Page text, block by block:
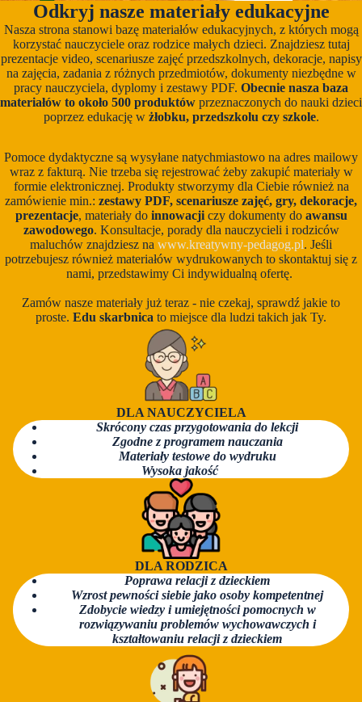
Odkryj nasze materiały edukacyjne
Nasza strona stanowi bazę materiałów edukacyjnych, z których mogą
korzystać nauczyciele oraz rodzice małych dzieci. Znajdziesz tutaj
prezentacje video, scenariusze zajęć przedszkolnych, dekoracje, napisy
na zajęcia, zadania z różnych przedmiotów, dokumenty niezbędne w
pracy nauczyciela, dyplomy i zestawy PDF. Obecnie nasza baza
materiałów to około 500 produktów przeznaczonych do nauki dzieci
poprzez edukację w żłobku, przedszkolu czy szkole.
Pomoce dydaktyczne są wysyłane natychmiastowo na adres mailowy
wraz z fakturą. Nie trzeba się rejestrować żeby zakupić materiały w
formie elektronicznej. Produkty stworzymy dla Ciebie również na
zamówienie min.: zestawy PDF, scenariusze zajęć, gry, dekoracje,
prezentacje, materiały doinnowacjiczy dokumenty do awansu
zawodowego. Konsultacje, porady dla nauczycieli i rodziców
maluchów znajdziesz na www.kreatywny-pedagog.pl. Jeśli
potrzebujesz również materiałów wydrukowanych to skontaktuj się z
nami, przedstawimy Ci indywidualną ofertę.
Zamów nasze materiały już teraz - nie czekaj, sprawdź jakie to
proste. Edu skarbnica to miejsce dla ludzi takich jak Ty.
DLA NAUCZYCIELA
Skrócony czas przygotowania do lekcji
Zgodne z programem nauczania
Materiały testowe d​o wydruku
Wysoka jakość
DLA RODZICA
Poprawa relacji z dzieckiem
Wzrost pewności siebie jako osoby kompetentnej
Zdobycie wiedzy i umiejętności pomocnych w
rozwiązywaniu problemów wychowawczych i
kształtowaniu relacji z dzieckiem